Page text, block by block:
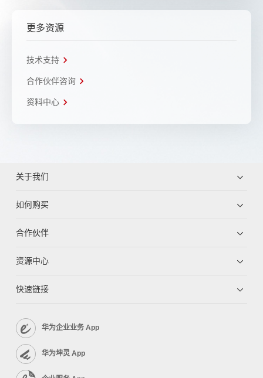
更多资源
技术支持
合作伙伴咨询
资料中心
关于我们
如何购买
合作伙伴
资源中心
快速链接
华为企业业务 App
华为坤灵 App